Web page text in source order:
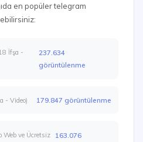
en popüler telegram
İfşa -
237.634
görüntülenme
- Video) 179.847 görüntülenme
Web ve Ücretsiz
163.076